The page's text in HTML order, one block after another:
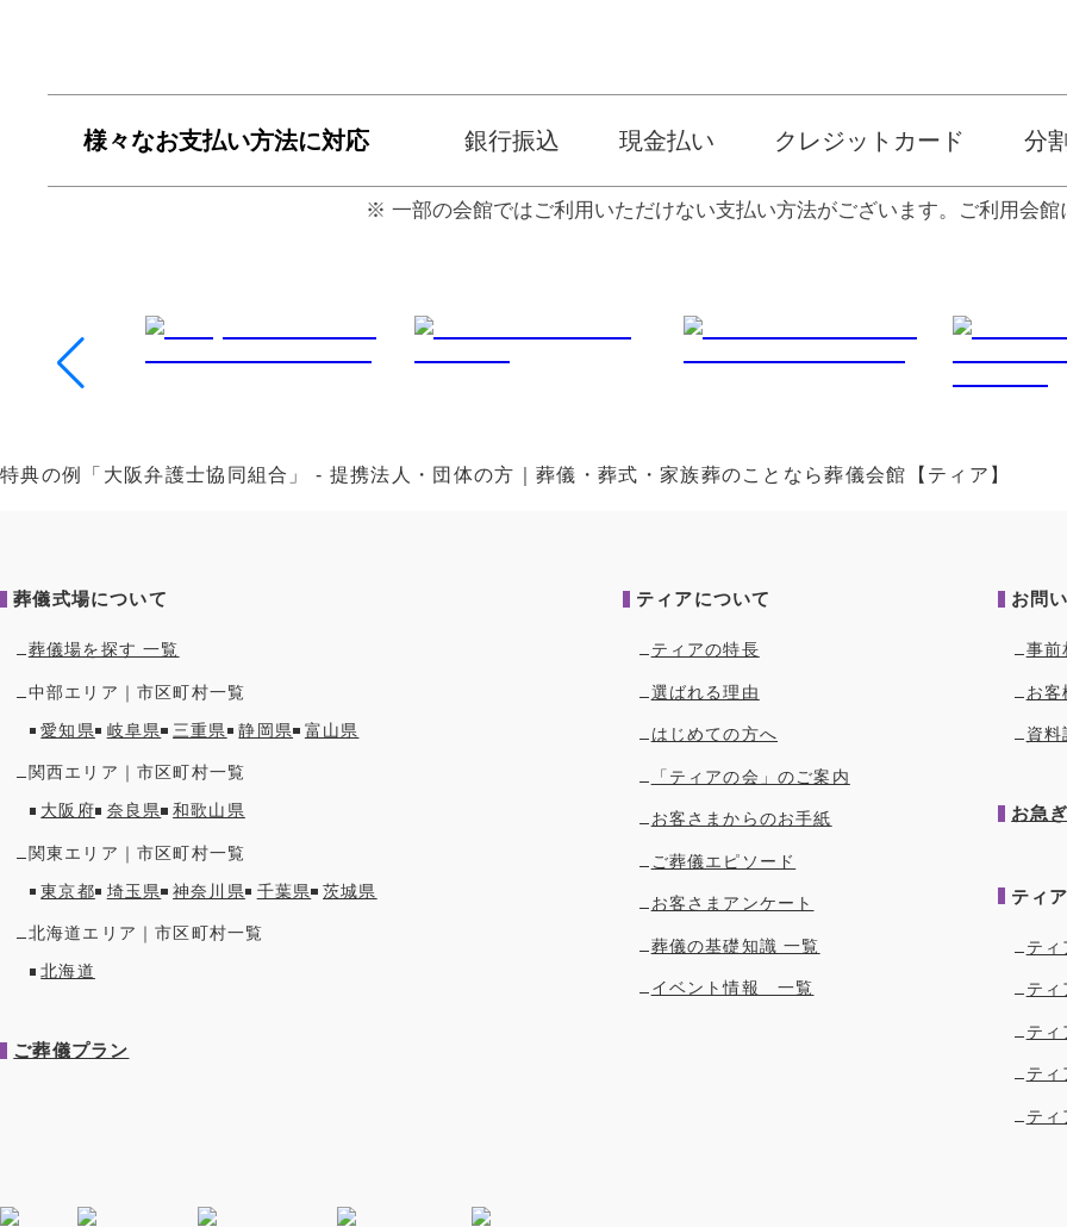
様々なお支払い方法に対応 銀行振込 現金払い クレジットカード 分
⼀部の会館ではご利⽤いただけない⽀払い⽅法がございます。ご利⽤会
特典の例「大阪弁護士協同組合」 - 提携法人・団体の方｜葬儀・葬式・家族葬のことなら葬儀会館【ティア】
葬儀式場について
葬儀場を探す 一覧
中部エリア｜市区町村一覧
愛知県
岐阜県 三重県 静岡県 富山県
関西エリア｜市区町村一覧
大阪府
奈良県 和歌山県
関東エリア｜市区町村一覧
東京都
埼玉県 神奈川県 千葉県 茨城県
北海道エリア｜市区町村一覧
北海道
ご葬儀プラン
ティアについて
ティアの特長
選ばれる理由
はじめての方へ
「ティアの会」のご案内
お客さまからのお手紙
ご葬儀エピソード
お客さまアンケート
葬儀の基礎知識 一覧
イベント情報 一覧
お問
事前
お
資料
お急
ティ
テ
テ
テ
テ
テ